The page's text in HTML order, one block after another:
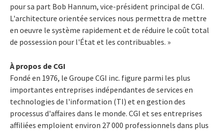
pour sa part Bob Hannum, vice-président principal de CGI.
L'architecture orientée services nous permettra de mettre
en oeuvre le système rapidement et de réduire le coût total
de possession pour l'État et les contribuables. »
À propos de CGI
Fondé en 1976, le Groupe CGI inc. figure parmi les plus
importantes entreprises indépendantes de services en
technologies de l'information (TI) et en gestion des
processus d'affaires dans le monde. CGI et ses entreprises
affiliées emploient environ 27 000 professionnels dans plus